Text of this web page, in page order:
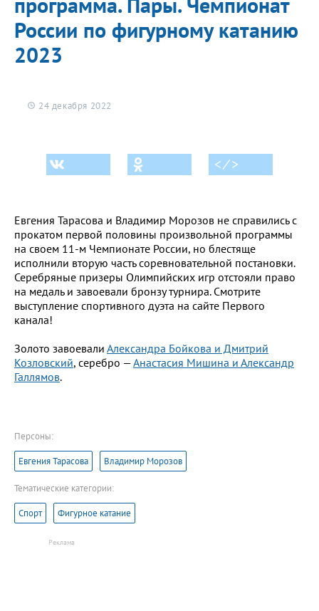
России по фигурному катанию
2023
24 декабря 2022
< ⁄ >
Евгения Тарасова и Владимир Морозов не справились с
прокатом первой половины произвольной программы
на своем 11-м Чемпионате России, но блестяще
исполнили вторую часть соревновательной постановки.
Серебряные призеры Олимпийских игр отстояли право
на медаль и завоевали бронзу турнира. Смотрите
выступление спортивного дуэта на сайте Первого
канала!
Золото завоевали Александра Бойкова и Дмитрий
Козловский, серебро —Анастасия Мишина и Александр
Галлямов.
Персоны:
Евгения Тарасова Владимир Морозов
Тематические категории:
Спорт Фигурное катание